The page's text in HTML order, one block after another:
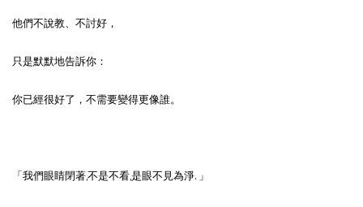
他們不說教、不討好，
只是默默地告訴你：
你已經很好了，不需要變得更像誰。
「我們眼睛閉著,不是不看,是眼不見為淨. 」